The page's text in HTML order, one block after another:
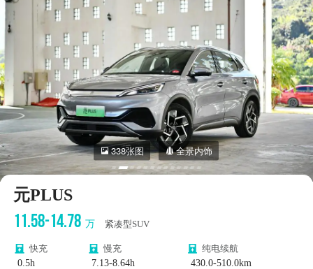
338张图 全景内饰
元PLUS
11.58-14.78 万 紧凑型SUV
快充
0.5h
慢充
7.13-8.64h
纯电续航
430.0-510.0km